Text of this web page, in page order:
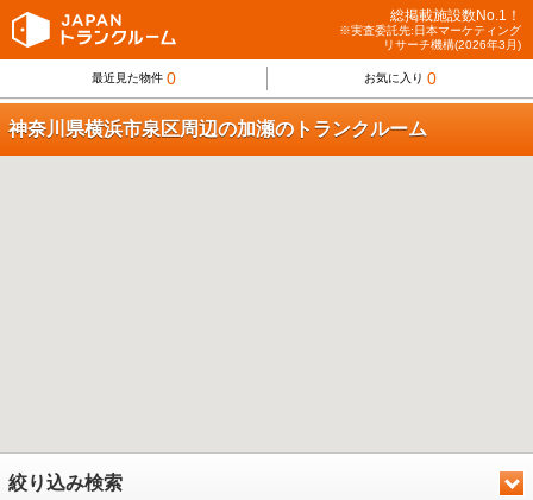
総掲載施設数No.1！
※実査委託先:日本マーケティング
リサーチ機構(2026年3月)
最近見た物件 0 お気に入り 0
神奈川県横浜市泉区周辺の加瀬のトランクルーム
絞り込み検索